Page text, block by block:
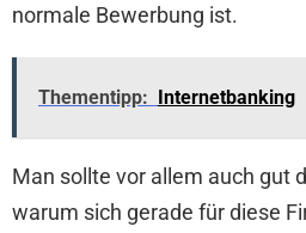
normale Bewerbung ist.
Thementipp: Internetbanking
Man sollte vor allem auch gut
warum sich gerade für diese